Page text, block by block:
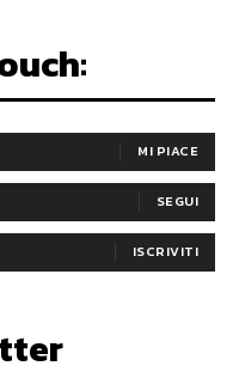
MI PIACE
SEGUI
ISCRIVITI